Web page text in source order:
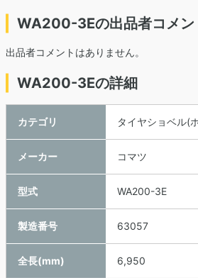
WA200-3Eの出品者コメン
出品者コメントはありません。
WA200-3Eの詳細
カテゴリ タイヤショベル(
メーカー コマツ
型式 WA200-3E
製造番号 63057
全長(mm) 6,950